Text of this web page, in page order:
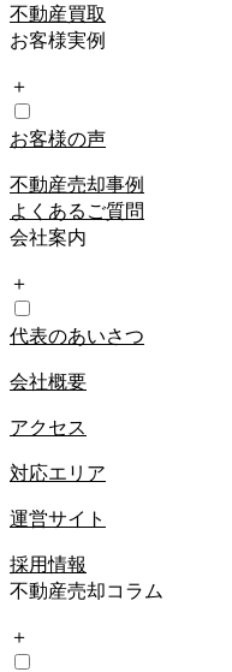
不動産買取
お客様実例
＋
お客様の声
不動産売却事例
よくあるご質問
会社案内
＋
代表のあいさつ
会社概要
アクセス
対応エリア
運営サイト
採用情報
不動産売却コラム
＋